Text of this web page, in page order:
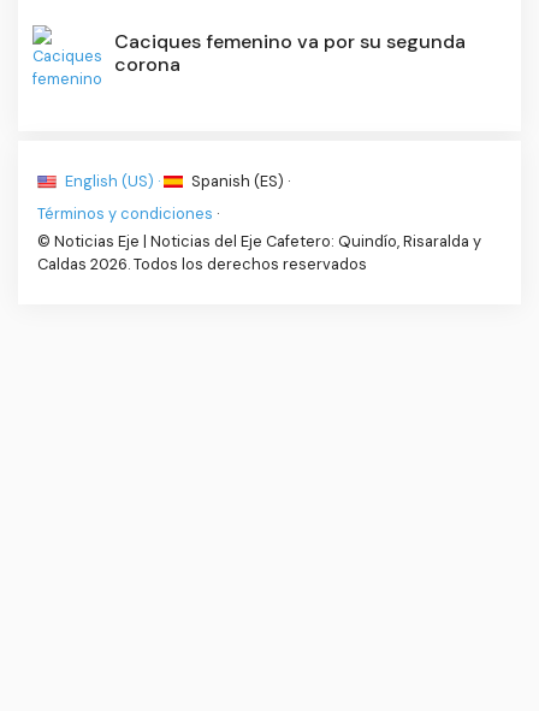
Caciques femenino va por su segunda
corona
English (US) ·
Spanish (ES) ·
Términos y condiciones ·
© Noticias Eje | Noticias del Eje Cafetero: Quindío, Risaralda y
Caldas 2026. Todos los derechos reservados